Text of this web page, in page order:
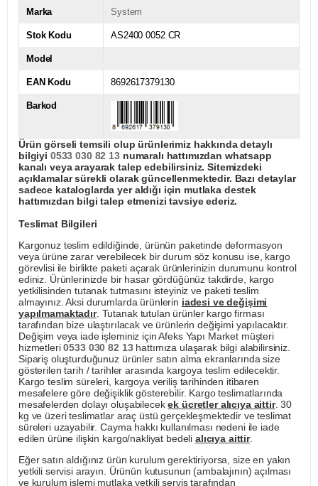
Marka System
Stok Kodu AS2400 0052 CR
Model
EAN Kodu 8692617379130
Barkod
Ürün görseli temsili olup ürünlerimiz hakkında detaylı
bilgiyi 0533 030 82 13numaralı hattımızdan whatsapp
kanalı veya arayarak talep edebilirsiniz. Sitemizdeki
açıklamalar sürekli olarak güncellenmektedir. Bazı detaylar
sadece kataloglarda yer aldığı için mutlaka destek
hattımızdan bilgi talep etmenizi tavsiye ederiz.
Teslimat Bilgileri
Kargonuz teslim edildiğinde, ürünün paketinde deformasyon
veya ürüne zarar verebilecek bir durum söz konusu ise, kargo
görevlisi ile birlikte paketi açarak ürünlerinizin durumunu kontrol
ediniz. Ürünlerinizde bir hasar gördüğünüz takdirde, kargo
yetkilisinden tutanak tutmasını isteyiniz ve paketi teslim
almayınız. Aksi durumlarda ürünlerin iadesi ve değişimi
yapılmamaktadır. Tutanak tutulan ürünler kargo firması
tarafından bize ulaştırılacak ve ürünlerin değişimi yapılacaktır.
Değişim veya iade işleminiz için Afeks Yapı Market müşteri
hizmetleri0533 030 82 13hattımıza ulaşarak bilgi alabilirsiniz.
Sipariş oluşturduğunuz ürünler satın alma ekranlarında size
gösterilen tarih / tarihler arasında kargoya teslim edilecektir.
Kargo teslim süreleri, kargoya veriliş tarihinden itibaren
mesafelere göre değişiklik gösterebilir. Kargo teslimatlarında
mesafelerden dolayı oluşabilecekek ücretler alıcıya aittir. 30
kg ve üzeri teslimatlar araç üstü gerçekleşmektedir ve teslimat
süreleri uzayabilir. Cayma hakkı kullanılması nedeni ile iade
edilen ürüne ilişkin kargo/nakliyat bedeli alıcıya aittir.
Eğer satın aldığınız ürün kurulum gerektiriyorsa, size en yakın
yetkili servisi arayın. Ürünün kutusunun (ambalajının) açılması
ve kurulum işlemi mutlaka yetkili servis tarafından